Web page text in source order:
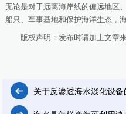
无论是对于远离海岸线的偏远地区
船只、军事基地和保护海洋生态，
版权声明：发布时请加上文章来
关于反渗透海水淡化设